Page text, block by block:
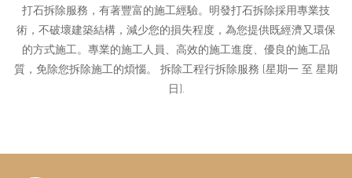
打石拆除服務，有著豐富的施工經驗。明發打石拆除採用專業技
術，不破壞建築結構，減少您的損失程度，為您提供既經濟又環保
的方式施工。專業的施工人員、高效的施工進度、優良的施工品
質，免除您拆除施工的煩惱。 拆除工程行拆除服務 (星期一 至 星期
日).